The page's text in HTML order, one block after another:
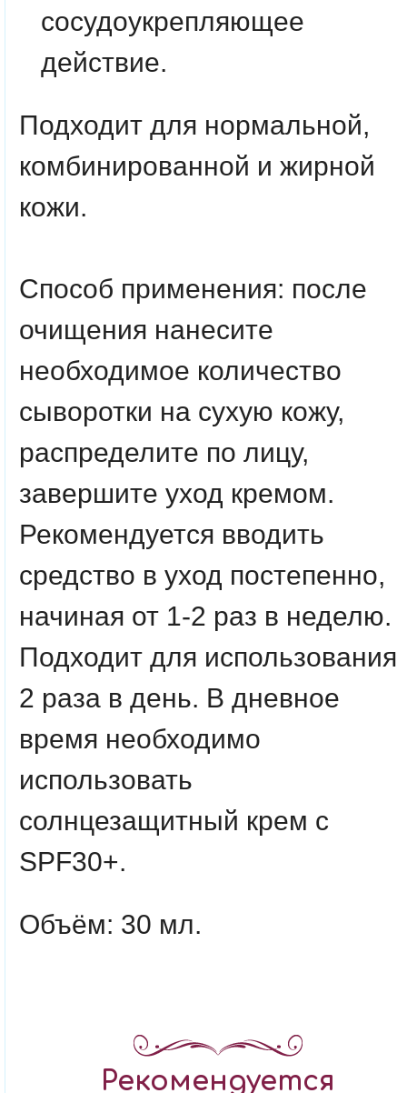
сосудоукрепляющее
действие.
Подходит для нормальной,
комбинированной и жирной
кожи.
Способ применения: после
очищения нанесите
необходимое количество
сыворотки на сухую кожу,
распределите по лицу,
завершите уход кремом.
Рекомендуется вводить
средство в уход постепенно,
начиная от 1-2 раз в неделю.
Подходит для использования
2 раза в день. В дневное
время необходимо
использовать
солнцезащитный крем с
SPF30+.
Объём: 30 мл.
Рекомендуется